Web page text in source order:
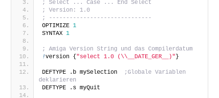
; Select ... Case ... End Select
; Version: 1.0
; ------------------------------
OPTIMIZE 1
SYNTAX 1
; Amiga Version String und das Compilerdatum
!version { "select 1.0 (\\__DATE_GER__)" }
DEFTYPE .b mySelection
;Globale Variablen
deklarieren
DEFTYPE .s myQuit